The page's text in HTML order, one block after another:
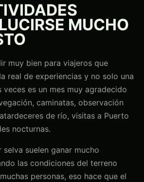
MUCHO
muy bien para viajeros que
real de experiencias y no solo una
veces es un mes muy agradecido
caminatas, observación
de río, visitas a Puerto
nocturnas.
selva suelen ganar mucho
las condiciones del terreno
personas, eso hace que el